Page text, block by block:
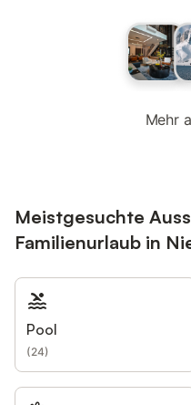
Mehr
Meistgesuchte
Familienurlaub in
Pool
(24)